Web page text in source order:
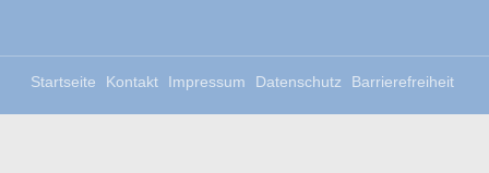
Startseite Kontakt Impressum Datenschutz Barrierefreiheit